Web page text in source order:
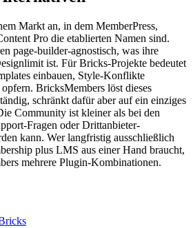
Markt an, in dem MemberPress,
Pro die etablierten Namen sind.
page-builder-agnostisch, was ihre
ist. Für Bricks-Projekte bedeutet
einbauen, Style-Konflikte
BricksMembers löst dieses
schränkt dafür aber auf ein einziges
Community ist kleiner als bei den
Fragen oder Drittanbieter-
kann. Wer langfristig ausschließlich
plus LMS aus einer Hand braucht,
mehrere Plugin-Kombinationen.